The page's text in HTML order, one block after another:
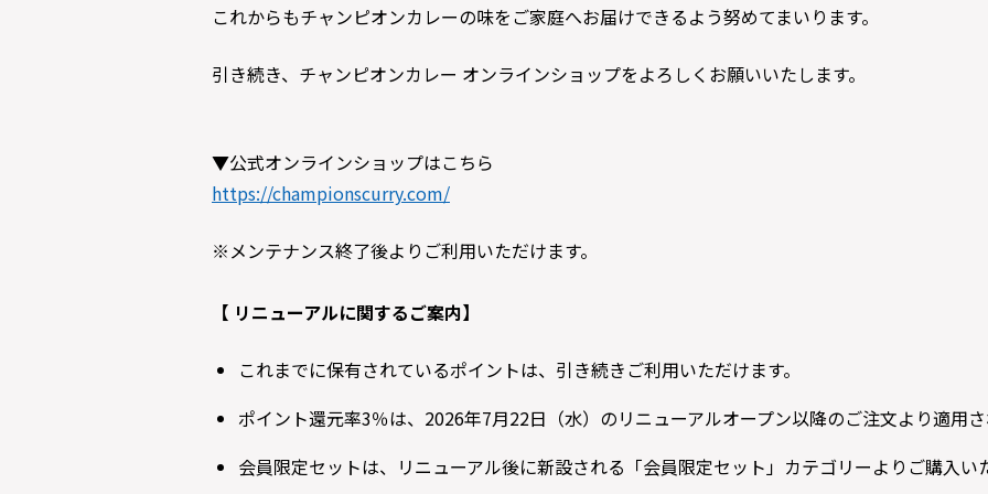
これからもチャンピオンカレーの味をご家庭へお届けできるよう努めてまいります。
引き続き、チャンピオンカレー オンラインショップをよろしくお願いいたします。
▼公式オンラインショップはこちら
https://championscurry.com/
※メンテナンス終了後よりご利用いただけます。
【 リニューアルに関するご案内】
これまでに保有されているポイントは、引き続きご利用いただけます。
ポイント還元率3％は、2026年7月22日（水）のリニューアルオープン以降のご注文より適用さ
会員限定セットは、リニューアル後に新設される「会員限定セット」カテゴリーよりご購入い